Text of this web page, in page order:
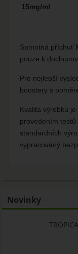
15mg/ml
Samotná příchuť
pouze k
Pro nejlepší
boostery s
Kvalita výrobku
provedením
standardních
vypracováný
Novinky